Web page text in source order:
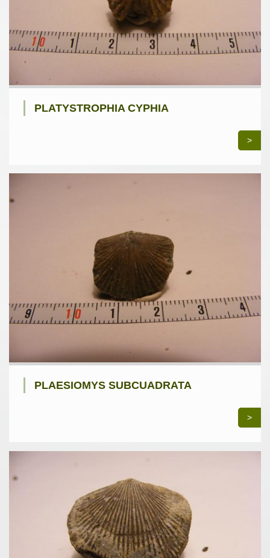
PLATYSTROPHIA CYPHIA
>
PLAESIOMYS SUBCUADRATA
>